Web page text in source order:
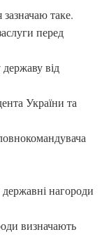
таке.
перед
від
України та
нагороди
визначають